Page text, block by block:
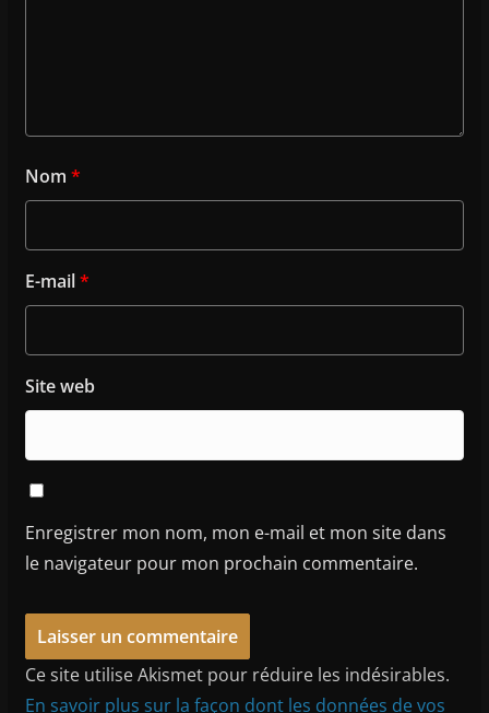
Nom *
E-mail*
Site web
Enregistrer mon nom, mon e-mail et mon site dans
le navigateur pour mon prochain commentaire.
Ce site utilise Akismet pour réduire les indésirables.
En savoir plus sur la façon dont les données de vos